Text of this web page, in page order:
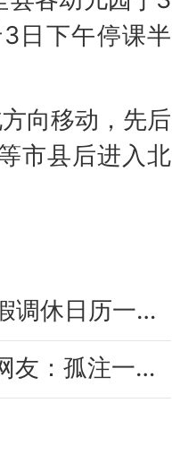
日下午停课半
向移动，先后
市县后进入北
2025假期放假时间表 2025年放假调休日历一览表
中科院博士还原被骗至缅甸经历 网友：孤注一掷现实版